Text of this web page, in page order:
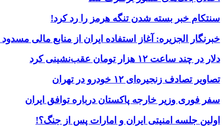
سنتکام خبر بسته شدن تنگه هرمز را رد کرد!
خبرنگار الجزیره: آغاز استفاده ایران از منابع مالی
دلار در چند ساعت ۱۲ هزار تومان عقب‌نشینی کرد
تصاویر تصادف زنجیره‌ای ۱۲ خودرو در تهران
سفر فوری وزیر خارجه پاکستان درباره توافق ایران
اولین جلسه امنیتی ایران و امارات پس از جنگ؟!